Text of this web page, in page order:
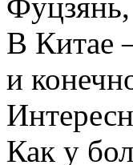
В Китае
и
Как у